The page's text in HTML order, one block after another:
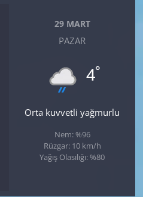
29 MART
PAZAR
4°
Orta kuvvetli yağmurlu
Nem: %96
Rüzgar: 10 km/h
Yağış Olasılığı: %80